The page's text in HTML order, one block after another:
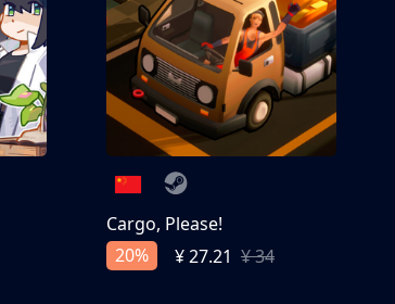
Cargo, Please!
20%
¥ 27.21 ¥ 34